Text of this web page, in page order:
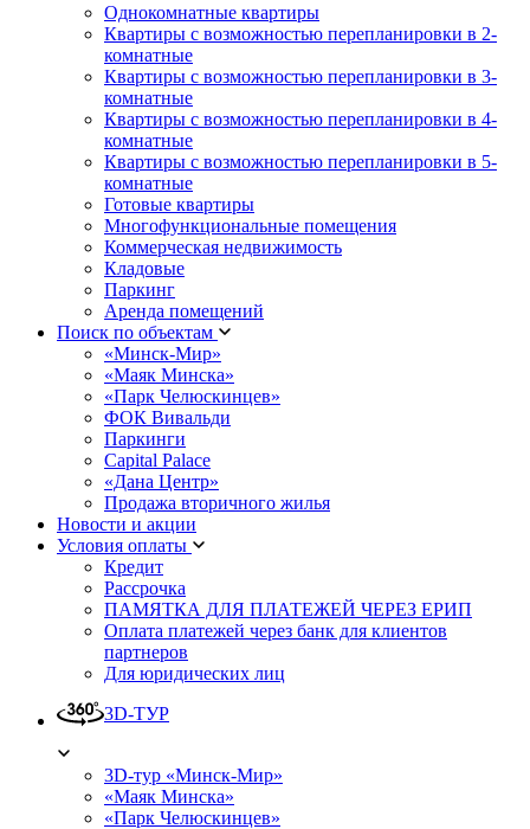
Однокомнатные квартиры
Квартиры с возможностью перепланировки в 2-
комнатные
Квартиры с возможностью перепланировки в 3-
комнатные
Квартиры с возможностью перепланировки в 4-
комнатные
Квартиры с возможностью перепланировки в 5-
комнатные
Готовые квартиры
Многофункциональные помещения
Коммерческая недвижимость
Кладовые
Паркинг
Аренда помещений
Поиск по объектам
«Минск-Мир»
«Маяк Минска»
«Парк Челюскинцев»
ФОК Вивальди
Паркинги
Capital Palace
«Дана Центр»
Продажа вторичного жилья
Новости и акции
Условия оплаты
Кредит
Рассрочка
ПАМЯТКА ДЛЯ ПЛАТЕЖЕЙ ЧЕРЕЗ ЕРИП
Оплата платежей через банк для клиентов
партнеров
Для юридических лиц
3D-ТУР
3D-тур «Минск-Мир»
«Маяк Минска»
«Парк Челюскинцев»